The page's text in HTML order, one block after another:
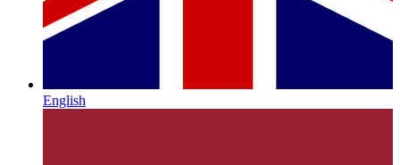
English